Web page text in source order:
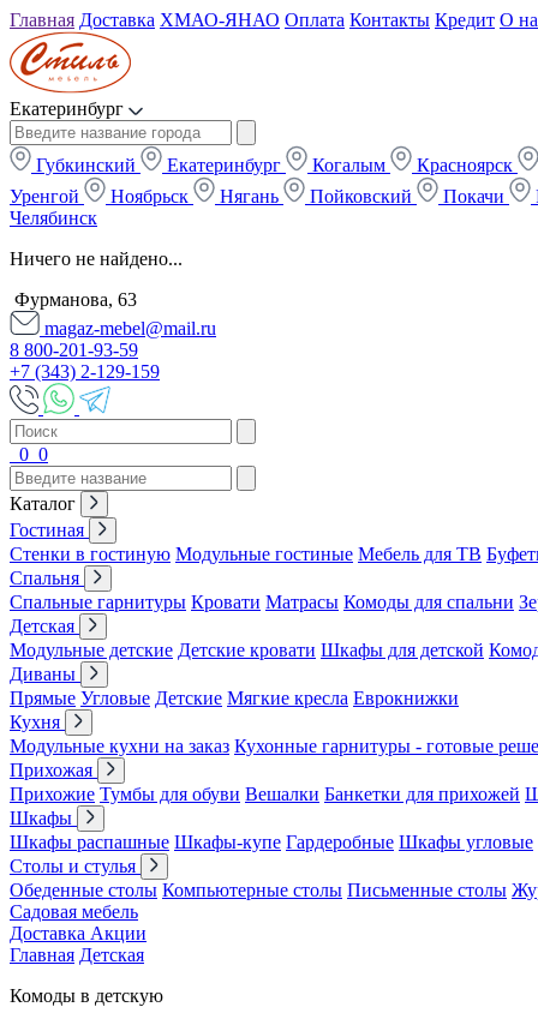
Главная Доставка ХМАО-ЯНАО Оплата Контакты Кредит О
Екатеринбург
Губкинский Екатеринбург Когалым
Красноярск
Уренгой
Ноябрьск Нягань Пойковский Покачи
Челябинск
Ничего не найдено...
Фурманова, 63
magaz-mebel@mail.ru
8 800-201-93-59
+7 (343) 2-129-159
0 0
Каталог
Гостиная
Стенки в гостиную Модульные гостиные Мебель для ТВ
Спальня
Спальные гарнитуры Кровати Матрасы Комоды для спальни
Детская
Модульные детские Детские кровати Шкафы для детской
Диваны
Прямые Угловые Детские Мягкие кресла Еврокнижки
Кухня
Модульные кухни на заказ Кухонные гарнитуры - готовые
Прихожая
Прихожие Тумбы для обуви Вешалки Банкетки для прихожей
Шкафы
Шкафы распашные Шкафы-купе Гардеробные Шкафы угловые
Столы и стулья
Обеденные столы Компьютерные столы Письменные столы
Садовая мебель
Доставка Акции
Главная Детская
Комоды в детскую